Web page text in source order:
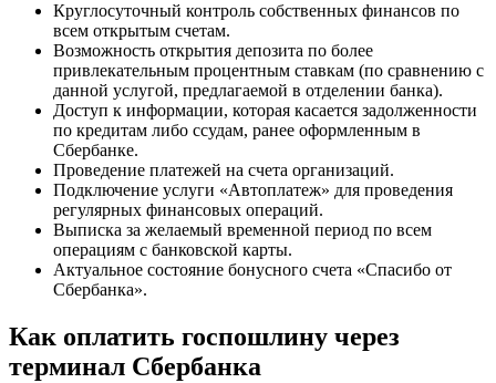
Круглосуточный контроль собственных финансов по
всем открытым счетам.
Возможность открытия депозита по более
привлекательным процентным ставкам (по сравнению с
данной услугой, предлагаемой в отделении банка).
Доступ к информации, которая касается задолженности
по кредитам либо ссудам, ранее оформленным в
Сбербанке.
Проведение платежей на счета организаций.
Подключение услуги «Автоплатеж» для проведения
регулярных финансовых операций.
Выписка за желаемый временной период по всем
операциям с банковской карты.
Актуальное состояние бонусного счета «Спасибо от
Сбербанка».
Как оплатить госпошлину через
терминал Сбербанка